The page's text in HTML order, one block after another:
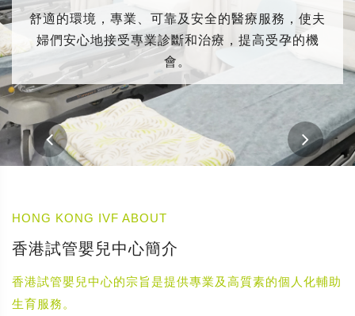
舒適的環境，專業、可靠及安全的醫療服務，使夫
婦們安心地接受專業診斷和治療，提高受孕的機
會。
HONG KONG IVF ABOUT
香港試管嬰兒中心簡介
香港試管嬰兒中心的宗旨是提供專業及高質素的個人化輔助
生育服務。